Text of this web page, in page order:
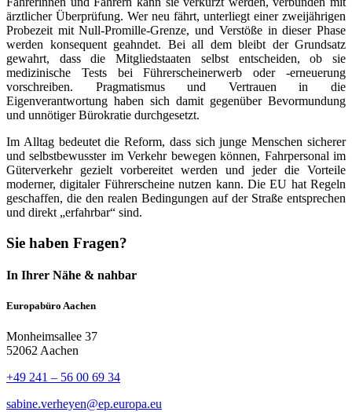
ärztlicher Überprüfung. Wer neu fährt, unterliegt einer zweijährigen
Probezeit mit Null-Promille-Grenze, und Verstöße in dieser Phase
werden konsequent geahndet. Bei all dem bleibt der Grundsatz
gewahrt, dass die Mitgliedstaaten selbst entscheiden, ob sie
medizinische Tests bei Führerscheinerwerb oder -erneuerung
vorschreiben. Pragmatismus und Vertrauen in die
Eigenverantwortung haben sich damit gegenüber Bevormundung
und unnötiger Bürokratie durchgesetzt.
Im Alltag bedeutet die Reform, dass sich junge Menschen sicherer
und selbstbewusster im Verkehr bewegen können, Fahrpersonal im
Güterverkehr gezielt vorbereitet werden und jeder die Vorteile
moderner, digitaler Führerscheine nutzen kann. Die EU hat Regeln
geschaffen, die den realen Bedingungen auf der Straße entsprechen
und direkt „erfahrbar“ sind.
Sie haben Fragen?
In Ihrer Nähe & nahbar
Europabüro Aachen
Monheimsallee 37
52062 Aachen
+49 241 – 56 00 69 34
sabine.verheyen@ep.europa.eu